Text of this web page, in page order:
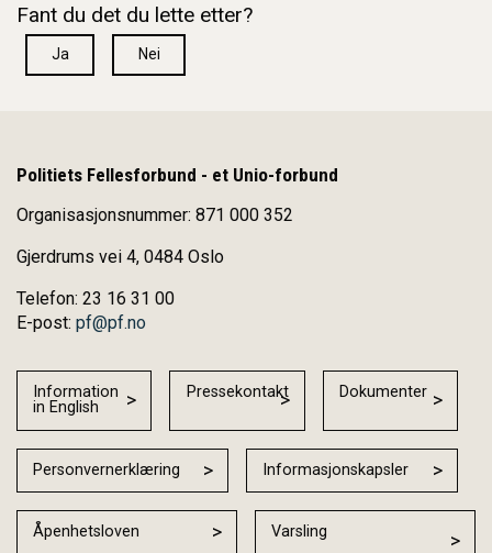
Fant du det du lette etter?
Ja Nei
Politiets Fellesforbund - et Unio-forbund
Organisasjonsnummer: 871 000 352
Gjerdrums vei 4, 0484 Oslo
Telefon: 23 16 31 00
E-post: pf@pf.no
Information
in English
Pressekontakt Dokumenter
Personvernerklæring Informasjonskapsler
Åpenhetsloven Varsling